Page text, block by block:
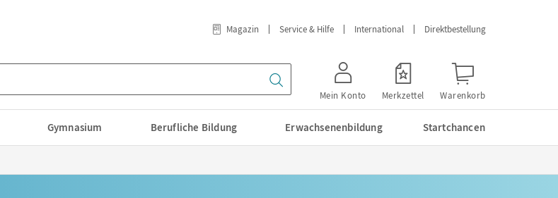
Magazin Service & Hilfe International Direktbestellung
Mein Konto Merkzettel Warenkorb
Gymnasium Berufliche Bildung Erwachsenenbildung Startchancen